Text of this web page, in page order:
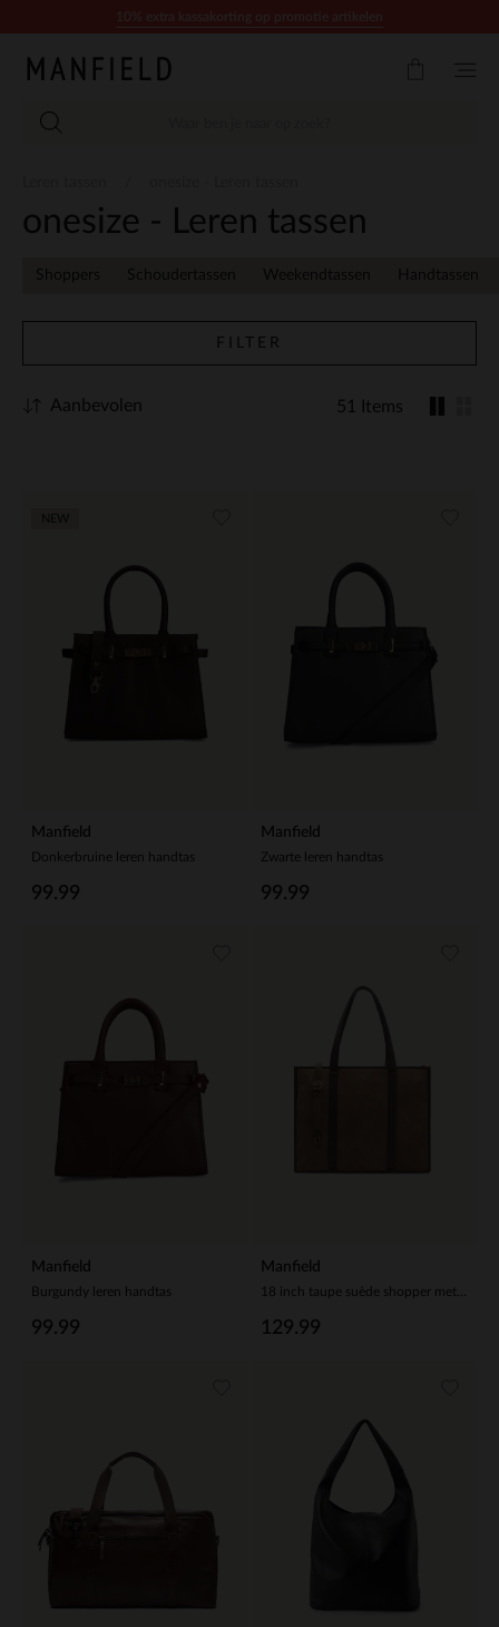
onesize - Leren tassen
Shoppers Schoudertassen Weekendtassen Handtassen
FILTER
51 Items
Aanbevolen
Manfield
Donkerbruine leren handtas
99.99
Manfield
Zwarte leren handtas
99.99
Manfield
Burgundy leren handtas
99.99
Manfield
129.99